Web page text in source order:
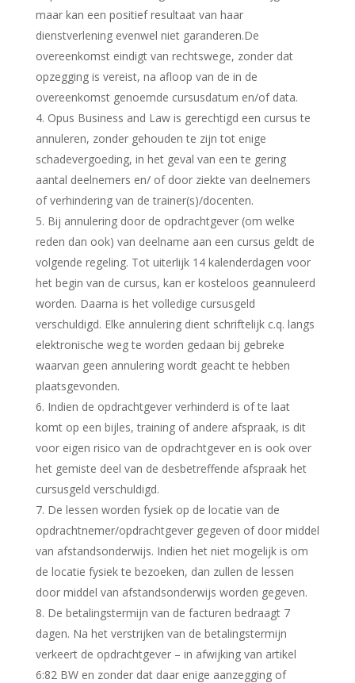
maar kan een positief resultaat van haar
dienstverlening evenwel niet garanderen.De
overeenkomst eindigt van rechtswege, zonder dat
opzegging is vereist, na afloop van de in de
overeenkomst genoemde cursusdatum en/of data.
Opus Business and Law is gerechtigd een cursus te
annuleren, zonder gehouden te zijn tot enige
schadevergoeding, in het geval van een te gering
aantal deelnemers en/ of door ziekte van deelnemers
of verhindering van de trainer(s)/docenten.
Bij annulering door de opdrachtgever (om welke
reden dan ook) van deelname aan een cursus geldt de
volgende regeling. Tot uiterlijk 14 kalenderdagen voor
het begin van de cursus, kan er kosteloos geannuleerd
worden. Daarna is het volledige cursusgeld
verschuldigd. Elke annulering dient schriftelijk c.q. langs
elektronische weg te worden gedaan bij gebreke
waarvan geen annulering wordt geacht te hebben
plaatsgevonden.
Indien de opdrachtgever verhinderd is of te laat
komt op een bijles, training of andere afspraak, is dit
voor eigen risico van de opdrachtgever en is ook over
het gemiste deel van de desbetreffende afspraak het
cursusgeld verschuldigd.
De lessen worden fysiek op de locatie van de
opdrachtnemer/opdrachtgever gegeven of door middel
van afstandsonderwijs. Indien het niet mogelijk is om
de locatie fysiek te bezoeken, dan zullen de lessen
door middel van afstandsonderwijs worden gegeven.
De betalingstermijn van de facturen bedraagt 7
dagen. Na het verstrijken van de betalingstermijn
verkeert de opdrachtgever – in afwijking van artikel
6:82 BW en zonder dat daar enige aanzegging of